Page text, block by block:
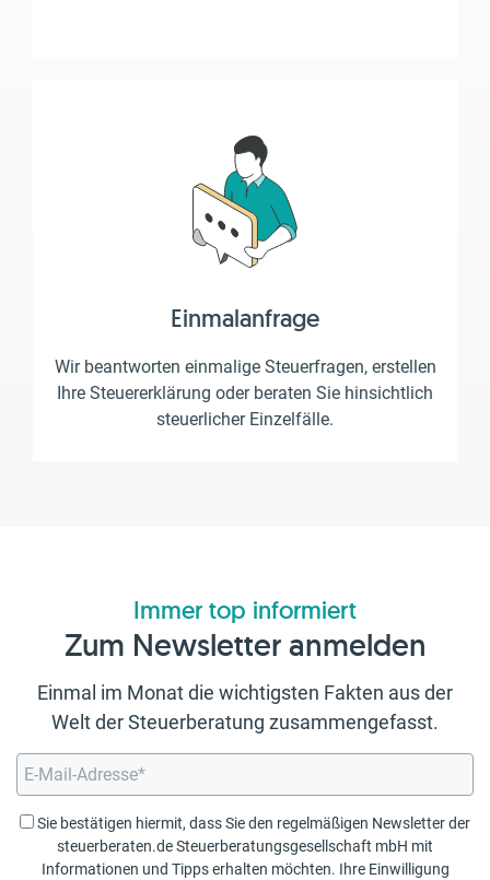
Einmalanfrage
Wir beantworten einmalige Steuerfragen, erstellen
Ihre Steuererklärung oder beraten Sie hinsichtlich
steuerlicher Einzelfälle.
Immer top informiert
Zum Newsletter anmelden
Einmal im Monat die wichtigsten Fakten aus der
Welt der Steuerberatung zusammengefasst.
Sie bestätigen hiermit, dass Sie den regelmäßigen Newsletter der
steuerberaten.de Steuerberatungsgesellschaft mbH mit
Informationen und Tipps erhalten möchten. Ihre Einwilligung